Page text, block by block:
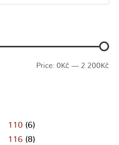
Price: 0Kč — 2 200Kč
110 (6)
116 (8)